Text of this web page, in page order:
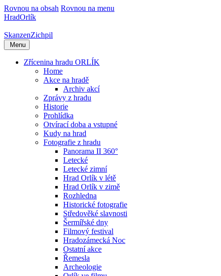
Rovnou na obsah Rovnou na menu
HradOrlík
SkanzenZichpil
Menu
Zřícenina hradu ORLÍK
Home
Akce na hradě
Archiv akcí
Zprávy z hradu
Historie
Prohlídka
Otvírací doba a vstupné
Kudy na hrad
Fotografie z hradu
Panorama II 360°
Letecké
Letecké zimní
Hrad Orlík v létě
Hrad Orlík v zimě
Rozhledna
Historické fotografie
Středověké slavnosti
Šermířské dny
Filmový festival
Hradozámecká Noc
Ostatní akce
Řemesla
Archeologie